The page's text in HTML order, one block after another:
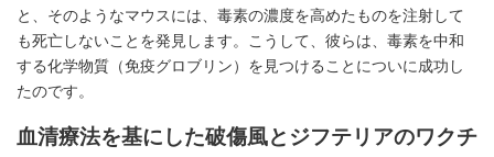
と、そのようなマウスには、毒素の濃度を高めたものを注射して
も死亡しないことを発見します。こうして、彼らは、毒素を中和
する化学物質（免疫グロブリン）を見つけることについに成功し
たのです。
血清療法を基にした破傷風とジフテリアのワクチ